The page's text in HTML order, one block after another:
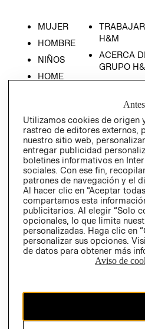
MUJER
HOMBRE
NIÑOS
HOME
H&M
ACERCA
GRUPO
POLÍTICA
Chile ($)
Utilizamos cookies de origen
rastreo de editores externos,
nuestro sitio web,
entregar publicidad
boletines informativos en
sociales. Con ese fin,
patrones de navegación y el
Al hacer clic en “Aceptar
compartamos esta
publicitarios. Al elegir “Solo
opcionales, lo que limita
personalizadas. Haga clic en
personalizar sus opciones.
de datos para obtener más
Aviso de